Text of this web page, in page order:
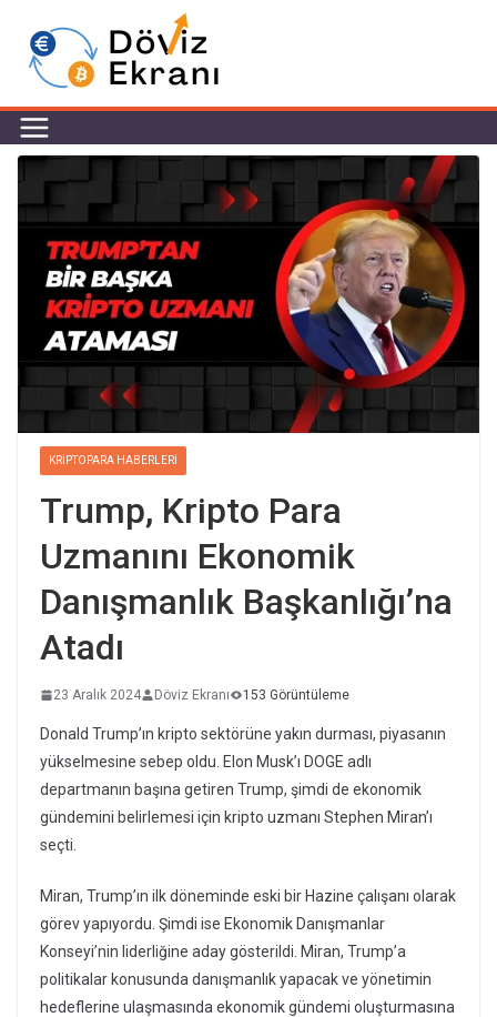
KRIPTOPARA HABERLERI
Trump, Kripto Para
Uzmanını Ekonomik
Danışmanlık Başkanlığı’na
Atadı
23 Aralık 2024 Döviz Ekranı 153 Görüntüleme
Donald Trump’ın kripto sektörüne yakın durması, piyasanın
yükselmesine sebep oldu. Elon Musk’ı DOGE adlı
departmanın başına getiren Trump, şimdi de ekonomik
gündemini belirlemesi için kripto uzmanı Stephen Miran’ı
seçti.
Miran, Trump’ın ilk döneminde eski bir Hazine çalışanı olarak
görev yapıyordu. Şimdi ise Ekonomik Danışmanlar
Konseyi’nin liderliğine aday gösterildi. Miran, Trump’a
politikalar konusunda danışmanlık yapacak ve yönetimin
hedeflerine ulaşmasında ekonomik gündemi oluşturmasına